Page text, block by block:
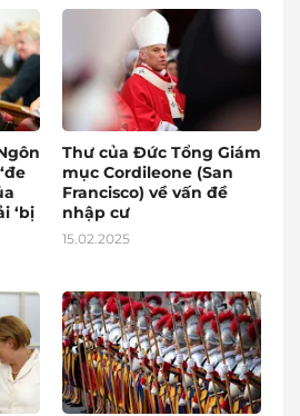
‘bị
Thư của Đức Tổng Giám
mục Cordileone (San
Francisco) về vấn đề
nhập cư
15.02.2025